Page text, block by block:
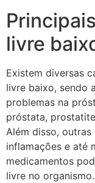
livre
Existem diversas
livre baixo, sendo
problemas na
próstata,
Além disso,
inflamações e até
medicamentos
livre no organismo.